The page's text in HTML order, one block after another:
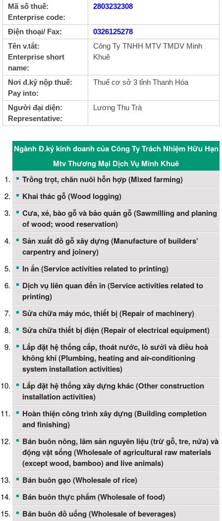
Mã số thuế:
Enterprise code:
2803232308
Điện thoại/ Fax:
0326125278
Tên v.tắt:
Enterprise short
name:
Công Ty TNHH MTV TMDV Minh
Khuê
Nơi đ.ký nộp thuế:
Pay into:
Thuế cơ sở 3 tỉnh Thanh Hóa
Người đại diện:
Representative:
Lương Thu Trà
Ngành Đ.ký kinh doanh của Công Ty Trách Nhiệm Hữu Hạn
Mtv Thương Mại Dịch Vụ Minh Khuê
Trồng trọt, chăn nuôi hỗn hợp (Mixed farming)
Khai thác gỗ (Wood logging)
Cưa, xẻ, bào gỗ và bảo quản gỗ (Sawmilling and planing
of wood; wood reservation)
Sản xuất đồ gỗ xây dựng (Manufacture of builders'
carpentry and joinery)
In ấn (Service activities related to printing)
Dịch vụ liên quan đến in (Service activities related to
printing)
Sửa chữa máy móc, thiết bị (Repair of machinery)
Sửa chữa thiết bị điện (Repair of electrical equipment)
Lắp đặt hệ thống cấp, thoát nước, lò sưởi và điều hoà
không khí (Plumbing, heating and air-conditioning
system installation activities)
Lắp đặt hệ thống xây dựng khác (Other construction
installation activities)
Hoàn thiện công trình xây dựng (Building completion
and finishing)
Bán buôn nông, lâm sản nguyên liệu (trừ gỗ, tre, nứa) và
động vật sống (Wholesale of agricultural raw materials
(except wood, bamboo) and live animals)
Bán buôn gạo (Wholesale of rice)
Bán buôn thực phẩm (Wholesale of food)
Bán buôn đồ uống (Wholesale of beverages)